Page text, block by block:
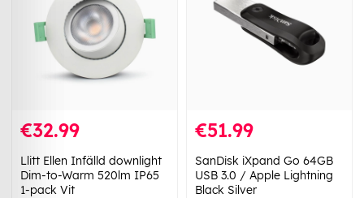
€32.99
Llitt Ellen Infälld downlight
Dim-to-Warm 520lm IP65
1-pack Vit
€51.99
SanDisk iXpand Go 64GB
USB 3.0 / Apple Lightning
Black Silver